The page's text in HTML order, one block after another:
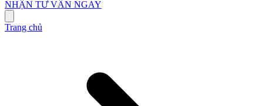
NHẬN TƯ VẤN NGAY
Trang chủ